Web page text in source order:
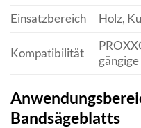
Einsatzbereich
Holz,
Kompatibilität
Bandsägeblatts